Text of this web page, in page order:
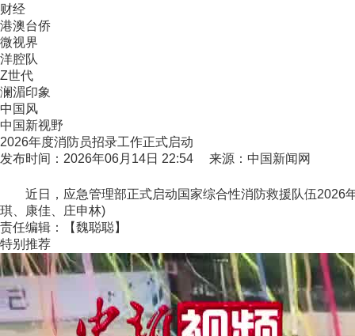
财经
港澳台侨
微视界
洋腔队
Z世代
澜湄印象
中国风
中国新视野
2026年度消防员招录工作正式启动
发布时间：2026年06月14日 22:54 来源：中国新闻网
近日，应急管理部正式启动国家综合性消防救援队伍2026
琪、康佳、庄申林)
责任编辑：【魏聪聪】
特别推荐